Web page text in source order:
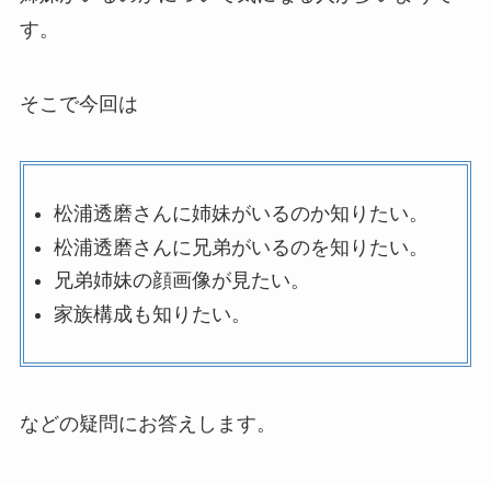
す。
そこで今回は
松浦透磨さんに姉妹がいるのか知りたい。
松浦透磨さんに兄弟がいるのを知りたい。
兄弟姉妹の顔画像が見たい。
家族構成も知りたい。
などの疑問にお答えします。